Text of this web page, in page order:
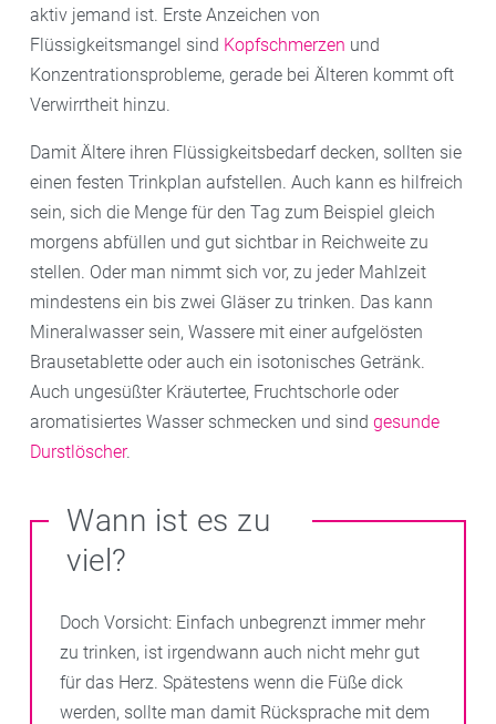
aktiv jemand ist. Erste Anzeichen von
Flüssigkeitsmangel sind Kopfschmerzen und
Konzentrationsprobleme, gerade bei Älteren kommt oft
Verwirrtheit hinzu.
Damit Ältere ihren Flüssigkeitsbedarf decken, sollten sie
einen festen Trinkplan aufstellen. Auch kann es hilfreich
sein, sich die Menge für den Tag zum Beispiel gleich
morgens abfüllen und gut sichtbar in Reichweite zu
stellen. Oder man nimmt sich vor, zu jeder Mahlzeit
mindestens ein bis zwei Gläser zu trinken. Das kann
Mineralwasser sein, Wassere mit einer aufgelösten
Brausetablette oder auch ein isotonisches Getränk.
Auch ungesüßter Kräutertee, Fruchtschorle oder
aromatisiertes Wasser schmecken und sind gesunde
Durstlöscher.
Wann ist es zu
viel?
Doch Vorsicht: Einfach unbegrenzt immer mehr
zu trinken, ist irgendwann auch nicht mehr gut
für das Herz. Spätestens wenn die Füße dick
werden, sollte man damit Rücksprache mit dem